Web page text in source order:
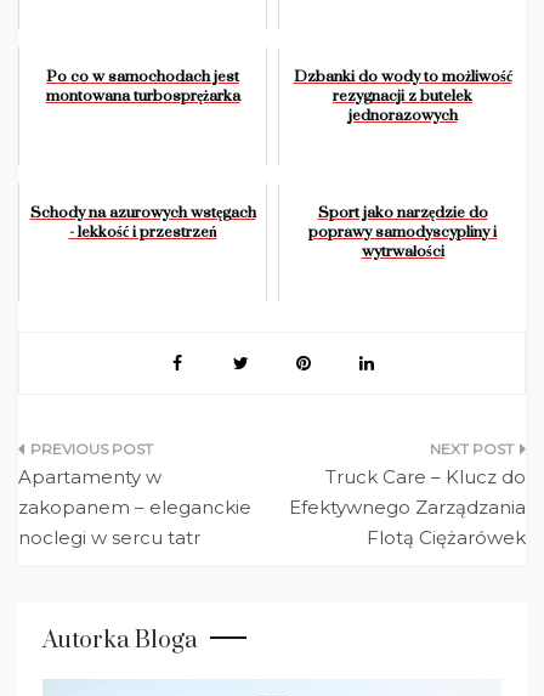
Po co w samochodach jest
montowana turbosprężarka
Dzbanki do wody to możliwość
rezygnacji z butelek
jednorazowych
Schody na azurowych wstęgach
- lekkość i przestrzeń
Sport jako narzędzie do
poprawy samodyscypliny i
wytrwałości
Nawigacja
wpisu
Apartamenty w
zakopanem – eleganckie
noclegi w sercu tatr
Truck Care – Klucz do
Efektywnego Zarządzania
Flotą Ciężarówek
Autorka Bloga